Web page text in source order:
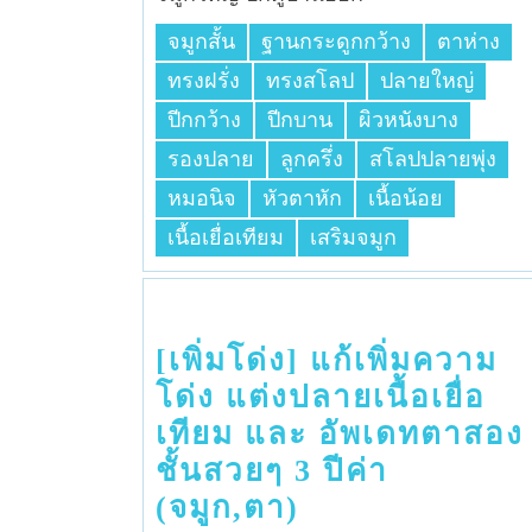
จมูกสั้น
ฐานกระดูกกว้าง
ตาห่าง
ทรงฝรั่ง
ทรงสโลป
ปลายใหญ่
ปีกกว้าง
ปีกบาน
ผิวหนังบาง
รองปลาย
ลูกครึ่ง
สโลปปลายพุ่ง
หมอนิจ
หัวตาหัก
เนื้อน้อย
เนื้อเยื่อเทียม
เสริมจมูก
[เพิ่มโด่ง] แก้เพิ่มความ
โด่ง แต่งปลายเนื้อเยื่อ
เทียม และ อัพเดทตาสอง
ชั้นสวยๆ 3 ปีค่า
(จมูก,ตา)